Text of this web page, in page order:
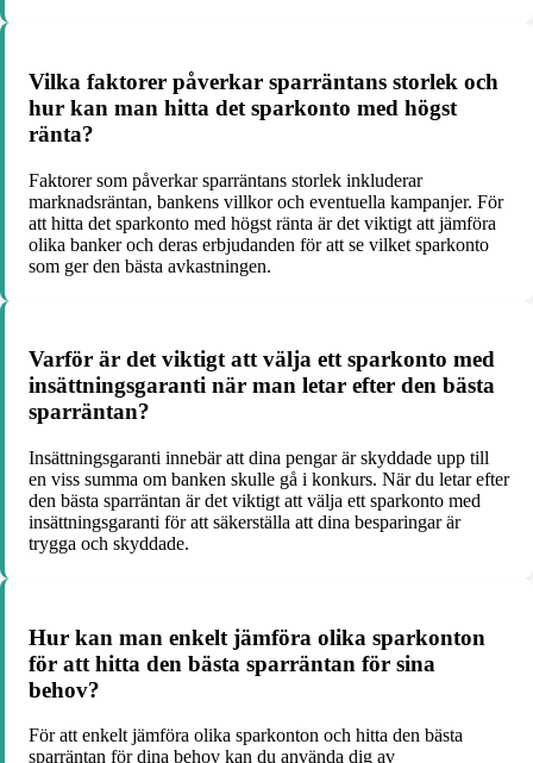
Vilka faktorer påverkar sparräntans storlek och
hur kan man hitta det sparkonto med högst
ränta?
Faktorer som påverkar sparräntans storlek inkluderar
marknadsräntan, bankens villkor och eventuella kampanjer. För
att hitta det sparkonto med högst ränta är det viktigt att jämföra
olika banker och deras erbjudanden för att se vilket sparkonto
som ger den bästa avkastningen.
Varför är det viktigt att välja ett sparkonto med
insättningsgaranti när man letar efter den bästa
sparräntan?
Insättningsgaranti innebär att dina pengar är skyddade upp till
en viss summa om banken skulle gå i konkurs. När du letar efter
den bästa sparräntan är det viktigt att välja ett sparkonto med
insättningsgaranti för att säkerställa att dina besparingar är
trygga och skyddade.
Hur kan man enkelt jämföra olika sparkonton
för att hitta den bästa sparräntan för sina
behov?
För att enkelt jämföra olika sparkonton och hitta den bästa
sparräntan för dina behov kan du använda dig av